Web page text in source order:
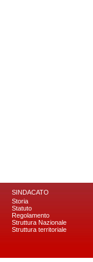
SINDACATO
Storia
Statuto
Regolamento
Struttura Nazionale
Struttura territoriale